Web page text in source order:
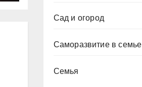
Сад и огород
Саморазвитие в семье
Семья